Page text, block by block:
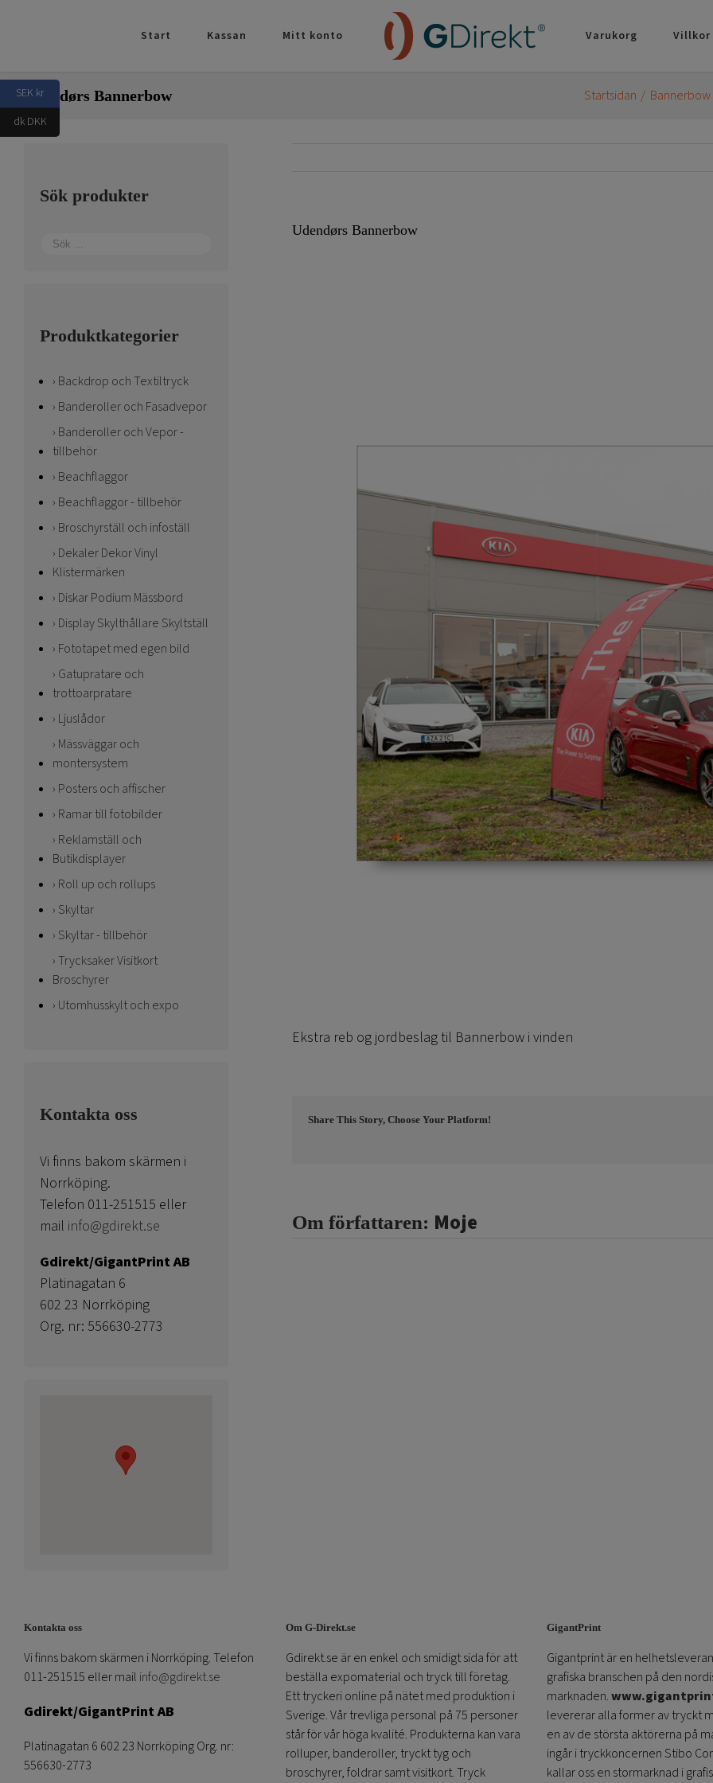
Start Kassan Mitt konto Varukorg Villkor
Udendørs Bannerbow Startsidan
Udendørs Bannerbow
Ekstra reb og jordbeslag til Bannerbow i vinden
Share This Story, Choose Your Platform!
Om författaren: Moje
Sök produkter
Produktkategorier
Backdrop och Textiltryck
Banderoller och Fasadvepor
Banderoller och Vepor -
tillbehör
Beachflaggor
Beachflaggor - tillbehör
Broschyrställ och infoställ
Dekaler Dekor Vinyl
Klistermärken
Diskar Podium Mässbord
Display Skylthållare Skyltställ
Fototapet med egen bild
Gatupratare och
trottoarpratare
Ljuslådor
Mässväggar och
montersystem
Posters och affischer
Ramar till fotobilder
Reklamställ och
Butikdisplayer
Roll up och rollups
Skyltar
Skyltar - tillbehör
Trycksaker Visitkort
Broschyrer
Utomhusskylt och expo
Kontakta oss
Vi finns bakom skärmen i
Norrköping.
Telefon 011-251515 eller
mail info@gdirekt.se
Gdirekt/GigantPrint AB
Platinagatan 6
602 23 Norrköping
Org. nr: 556630-2773
Kontakta oss
Vi finns bakom skärmen i Norrköping. Telefon
011-251515 eller mail info@gdirekt.se
Gdirekt/GigantPrint AB
Platinagatan 6 602 23 Norrköping Org. nr:
556630-2773
Om G-Direkt.se
Gdirekt.se är en enkel och smidigt sida för att
beställa expomaterial och tryck till företag.
Ett tryckeri online på nätet med produktion i
Sverige. Vår trevliga personal på 75 personer
står för vår höga kvalité. Produkterna kan vara
rolluper, banderoller, tryckt tyg och
broschyrer, foldrar samt visitkort. Tryck
GigantPrint
Gigantprint är en
grafiska branschen på den
marknaden.
levererar alla former av tryckt
en av de största aktörerna på
ingår i tryckkoncernen Stibo
kallar oss en stormarknad i
SEK kr
dk DKK